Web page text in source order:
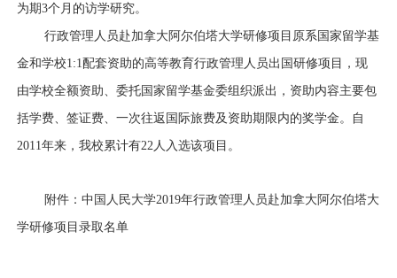
为期3个月的访学研究。
行政管理人员赴加拿大阿尔伯塔大学研修项目原系国家留学基
金和学校1:1配套资助的高等教育行政管理人员出国研修项目，现
由学校全额资助、委托国家留学基金委组织派出，资助内容主要包
括学费、签证费、一次往返国际旅费及资助期限内的奖学金。自
2011年来，我校累计有22 人入选该项目。
附件：中国人民大学2019年行政管理人员赴加拿大阿尔伯塔大
学研修项目录取名单